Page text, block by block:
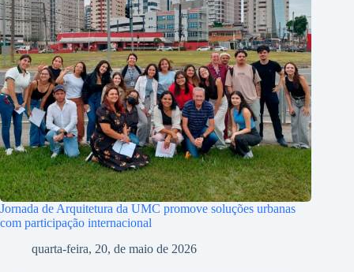
Jornada de Arquitetura da UMC promove soluções urbanas
com participação internacional
quarta-feira, 20, de maio de 2026